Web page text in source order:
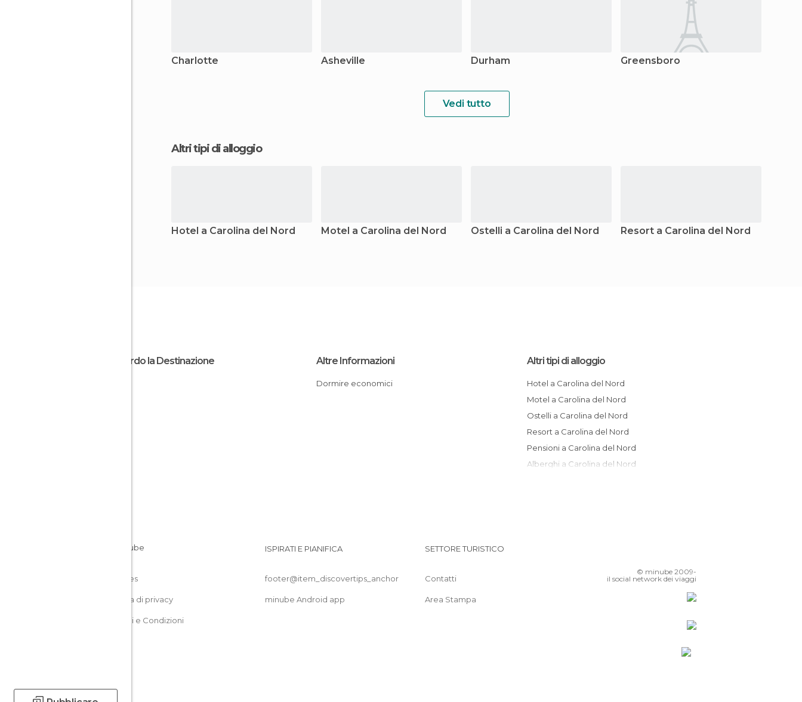
Charlotte Asheville Durham Greensboro
Vedi tutto
Altri tipi di alloggio
Hotel a Carolina del Nord Motel a Carolina del Nord Ostelli a Carolina del Nord Resort a Carolina del Nord
Riguardo la Destinazione Altre Informazioni
Dormire economici
Altri tipi di alloggio
Hotel a Carolina del Nord
Motel a Carolina del Nord
Ostelli a Carolina del Nord
Resort a Carolina del Nord
Pensioni a Carolina del Nord
Alberghi a Carolina del Nord
Cookies
Politica di privacy
Termini e Condizioni
ISPIRATI E PIANIFICA
footer@item_discovertips_anchor
minube Android app
SETTORE TURISTICO
Contatti
Area Stampa
© minube 2009-
il social network dei viaggi